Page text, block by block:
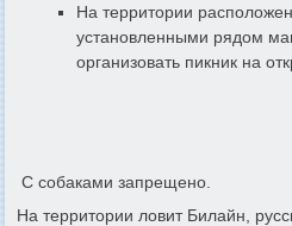
На территории
установленными рядом
организовать пикник на
С собаками запрещено.
На территории ловит Билайн,